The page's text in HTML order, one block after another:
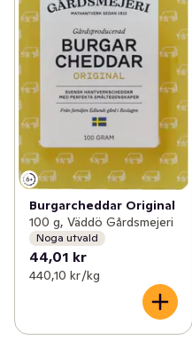
Burgarcheddar Original
100 g, Väddö Gårdsmejeri
Noga utvald
44,01 kr
440,10 kr /kg